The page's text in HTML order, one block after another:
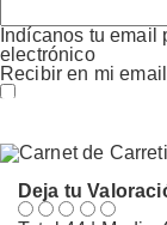
Indícanos tu
electrónico
Recibir en mi email
Deja tu